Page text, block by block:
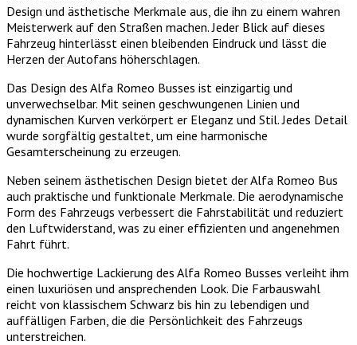
Design und ästhetische Merkmale aus, die ihn zu einem wahren
Meisterwerk auf den Straßen machen. Jeder Blick auf dieses
Fahrzeug hinterlässt einen bleibenden Eindruck und lässt die
Herzen der Autofans höherschlagen.
Das Design des Alfa Romeo Busses ist einzigartig und
unverwechselbar. Mit seinen geschwungenen Linien und
dynamischen Kurven verkörpert er Eleganz und Stil. Jedes Detail
wurde sorgfältig gestaltet, um eine harmonische
Gesamterscheinung zu erzeugen.
Neben seinem ästhetischen Design bietet der Alfa Romeo Bus
auch praktische und funktionale Merkmale. Die aerodynamische
Form des Fahrzeugs verbessert die Fahrstabilität und reduziert
den Luftwiderstand, was zu einer effizienten und angenehmen
Fahrt führt.
Die hochwertige Lackierung des Alfa Romeo Busses verleiht ihm
einen luxuriösen und ansprechenden Look. Die Farbauswahl
reicht von klassischem Schwarz bis hin zu lebendigen und
auffälligen Farben, die die Persönlichkeit des Fahrzeugs
unterstreichen.